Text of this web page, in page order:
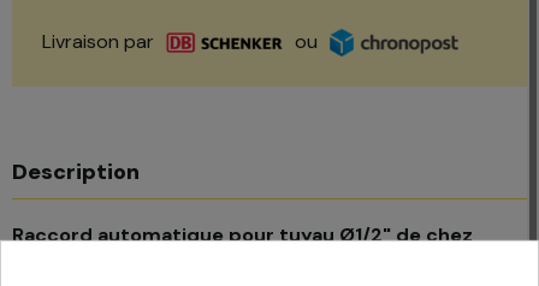
Livraison par ou
Description
Raccord automatique pour tuyau Ø1/2" de chez